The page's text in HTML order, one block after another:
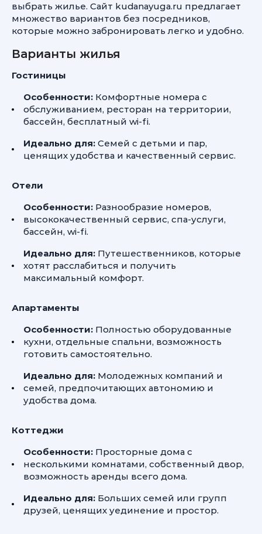
выбрать жилье. Сайт kudanayuga.ru предлагает
множество вариантов без посредников,
которые можно забронировать легко и удобно.
Варианты жилья
Гостиницы
Особенности: Комфортные номера с
обслуживанием, ресторан на территории,
бассейн, бесплатный wi-fi.
Идеально для: Семей с детьми и пар,
ценящих удобства и качественный сервис.
Отели
Особенности: Разнообразие номеров,
высококачественный сервис, спа-услуги,
бассейн, wi-fi.
Идеально для: Путешественников, которые
хотят расслабиться и получить
максимальный комфорт.
Апартаменты
Особенности: Полностью оборудованные
кухни, отдельные спальни, возможность
готовить самостоятельно.
Идеально для: Молодежных компаний и
семей, предпочитающих автономию и
удобства дома.
Коттеджи
Особенности: Просторные дома с
несколькими комнатами, собственный двор,
возможность аренды всего дома.
Идеально для: Больших семей или групп
друзей, ценящих уединение и простор.